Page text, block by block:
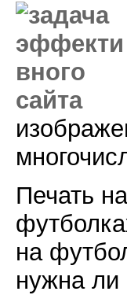
Печать
на
нужна ли